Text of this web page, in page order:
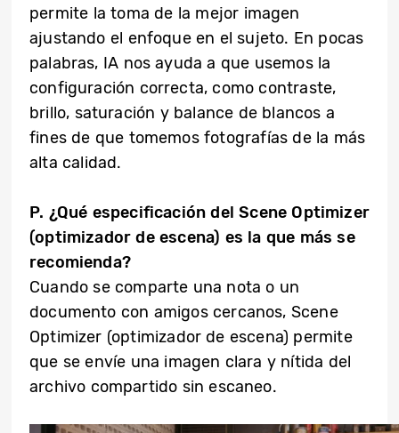
permite la toma de la mejor imagen
ajustando el enfoque en el sujeto. En pocas
palabras, IA nos ayuda a que usemos la
configuración correcta, como contraste,
brillo, saturación y balance de blancos a
fines de que tomemos fotografías de la más
alta calidad.
P. ¿Qué especificación del Scene Optimizer
(optimizador de escena) es la que más se
recomienda?
Cuando se comparte una nota o un
documento con amigos cercanos, Scene
Optimizer (optimizador de escena) permite
que se envíe una imagen clara y nítida del
archivo compartido sin escaneo.